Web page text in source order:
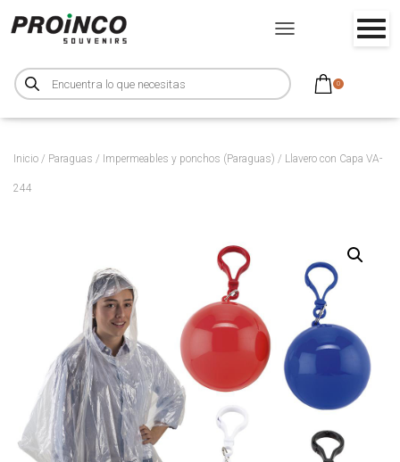
B
ú
s
u
d
r
0
CAMBIAR MODO DE
Inicio / Paraguas / Impermeables y ponchos (Paraguas) / Llavero con Capa VA-
244